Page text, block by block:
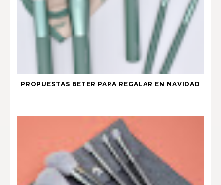
PROPUESTAS BETER PARA REGALAR EN NAVIDAD